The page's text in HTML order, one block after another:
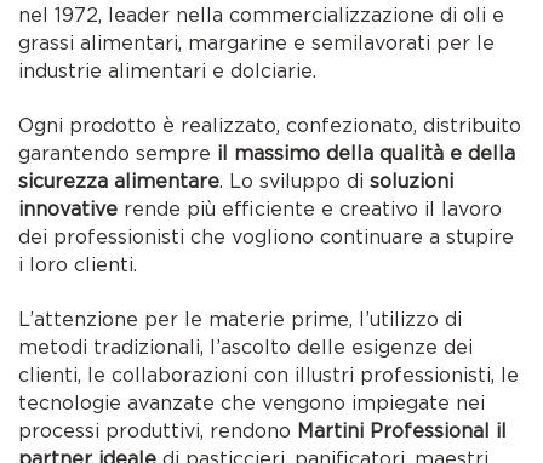
nel 1972, leader nella commercializzazione di oli e
grassi alimentari, margarine e semilavorati per le
industrie alimentari e dolciarie.
Ogni prodotto è realizzato, confezionato, distribuito
garantendo sempre il massimo della qualità e della
sicurezza alimentare. Lo sviluppo disoluzioni
innovative rende più efficiente e creativo il lavoro
dei professionisti che vogliono continuare a stupire
i loro clienti.
L’attenzione per le materie prime, l’utilizzo di
metodi tradizionali, l’ascolto delle esigenze dei
clienti, le collaborazioni con illustri professionisti, le
tecnologie avanzate che vengono impiegate nei
processi produttivi, rendono Martini Professional il